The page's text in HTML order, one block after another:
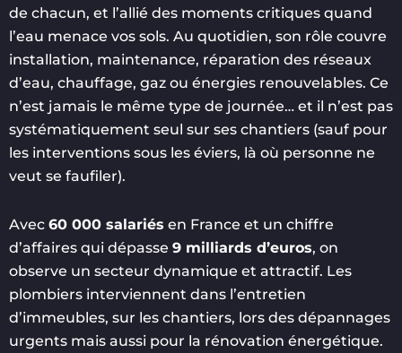
de chacun, et l’allié des moments critiques quand
l’eau menace vos sols. Au quotidien, son rôle couvre
installation, maintenance, réparation des réseaux
d’eau, chauffage, gaz ou énergies renouvelables. Ce
n’est jamais le même type de journée… et il n’est pas
systématiquement seul sur ses chantiers (sauf pour
les interventions sous les éviers, là où personne ne
veut se faufiler).
Avec 60 000 salariés en France et un chiffre
d’affaires qui dépasse 9 milliards d’euros, on
observe un secteur dynamique et attractif. Les
plombiers interviennent dans l’entretien
d’immeubles, sur les chantiers, lors des dépannages
urgents mais aussi pour la rénovation énergétique.